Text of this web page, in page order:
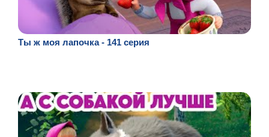
Ты ж моя лапочка - 141 серия